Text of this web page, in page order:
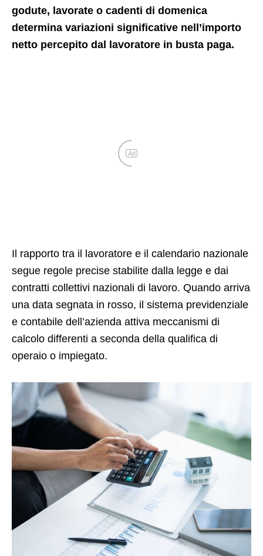
godute, lavorate o cadenti di domenica
determina variazioni significative nell’importo
netto percepito dal lavoratore in busta paga.
Ad
Il rapporto tra il lavoratore e il calendario nazionale
segue regole precise stabilite dalla legge e dai
contratti collettivi nazionali di lavoro. Quando arriva
una data segnata in rosso, il sistema previdenziale
e contabile dell’azienda attiva meccanismi di
calcolo differenti a seconda della qualifica di
operaio o impiegato.